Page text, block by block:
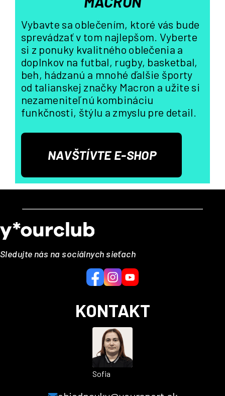
i
u
Vybavte sa oblečením, ktoré vás bude
sprevádzať v tom najlepšom. Vyberte
si z ponuky kvalitného oblečenia a
doplnkov na futbal, rugby, basketbal,
beh, hádzanú a mnohé ďalšie športy
od talianskej značky Macron a užite si
nezameniteľnú kombináciu
funkčnosti, štýlu a zmyslu pre detail.
NAVŠTÍVTE E-SHOP
á
p
ä
Sledujte nás na sociálnych sieťach
KONTAKT
Sofia